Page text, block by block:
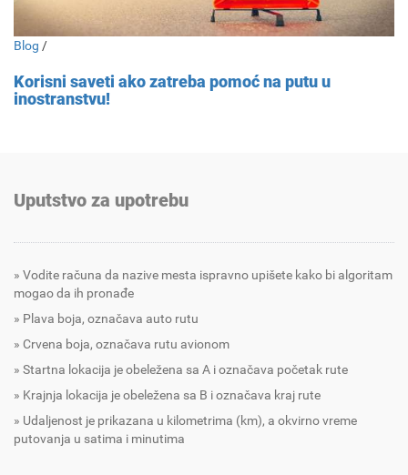
Blog /
Korisni saveti ako zatreba pomoć na putu u
inostranstvu!
Uputstvo za upotrebu
Vodite računa da nazive mesta ispravno upišete kako bi algoritam
mogao da ih pronađe
Plava boja, označava auto rutu
Crvena boja, označava rutu avionom
Startna lokacija je obeležena sa A i označava početak rute
Krajnja lokacija je obeležena sa B i označava kraj rute
Udaljenost je prikazana u kilometrima (km), a okvirno vreme
putovanja u satima i minutima